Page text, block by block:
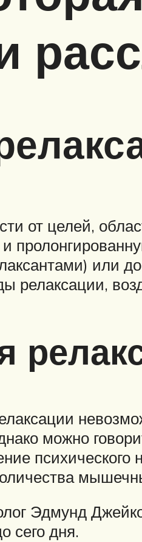
от целей,
или
релаксации,
можно
психического
Эдмунд
сего дня.